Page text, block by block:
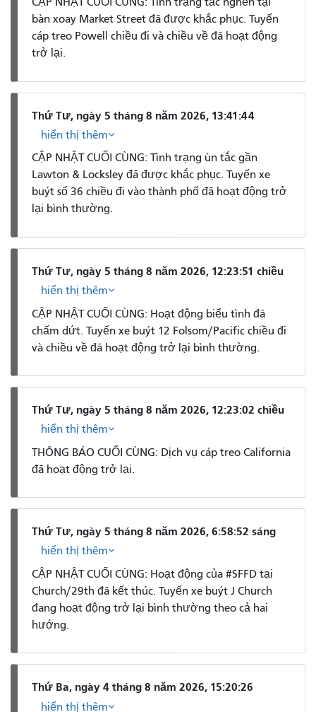
bàn xoay Market Street đã được khắc phục. Tuyến
cáp treo Powell chiều đi và chiều về đã hoạt động
trở lại.
Thứ Tư, ngày 5 tháng 8 năm 2026, 13:41:44
hiển thị thêm
CẬP NHẬT CUỐI CÙNG: Tình trạng ùn tắc gần
Lawton & Locksley đã được khắc phục. Tuyến xe
buýt số 36 chiều đi vào thành phố đã hoạt động trở
lại bình thường.
Thứ Tư, ngày 5 tháng 8 năm 2026, 12:23:51 chiều
hiển thị thêm
CẬP NHẬT CUỐI CÙNG: Hoạt động biểu tình đã
chấm dứt. Tuyến xe buýt 12 Folsom/Pacific chiều đi
và chiều về đã hoạt động trở lại bình thường.
Thứ Tư, ngày 5 tháng 8 năm 2026, 12:23:02 chiều
hiển thị thêm
THÔNG BÁO CUỐI CÙNG: Dịch vụ cáp treo California
đã hoạt động trở lại.
Thứ Tư, ngày 5 tháng 8 năm 2026, 6:58:52 sáng
hiển thị thêm
CẬP NHẬT CUỐI CÙNG: Hoạt động của #SFFD tại
Church/29th đã kết thúc. Tuyến xe buýt J Church
đang hoạt động trở lại bình thường theo cả hai
hướng.
Thứ Ba, ngày 4 tháng 8 năm 2026, 15:20:26
hiển thị thêm